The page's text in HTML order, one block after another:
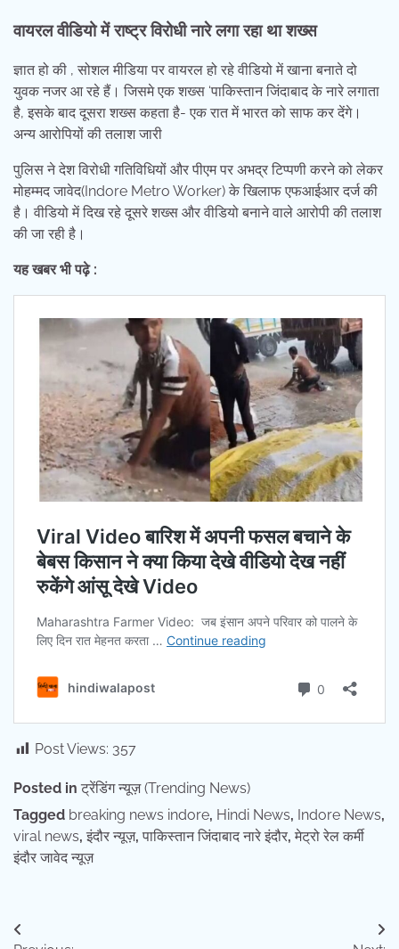
वायरल वीडियो में राष्ट्र विरोधी नारे लगा रहा था शख्स
ज्ञात हो की , सोशल मीडिया पर वायरल हो रहे वीडियो में खाना बनाते दो
युवक नजर आ रहे हैं। जिसमे एक शख्स ‘पाकिस्तान जिंदाबाद के नारे लगाता
है, इसके बाद दूसरा शख्स कहता है- एक रात में भारत को साफ कर देंगे।
अन्य आरोपियों की तलाश जारी
पुलिस ने देश विरोधी गतिविधियों और पीएम पर अभद्र टिप्पणी करने को लेकर
मोहम्मद जावेद(Indore Metro Worker) के खिलाफ एफआईआर दर्ज की
है। वीडियो में दिख रहे दूसरे शख्स और वीडियो बनाने वाले आरोपी की तलाश
की जा रही है।
यह खबर भी पढ़े :
Post Views: 357
Posted in ट्रेंडिंग न्यूज़ (Trending News)
Tagged breaking news indore, Hindi News, Indore News,
viral news, इंदौर न्यूज़, पाकिस्तान जिंदाबाद नारे इंदौर, मेट्रो रेल कर्मी
इंदौर जावेद न्यूज़
Post